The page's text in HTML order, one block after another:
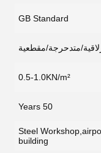
GB Standard
متدحرجة/مقطعية
0.5-1.0KN/m²
50 Years
Steel
building